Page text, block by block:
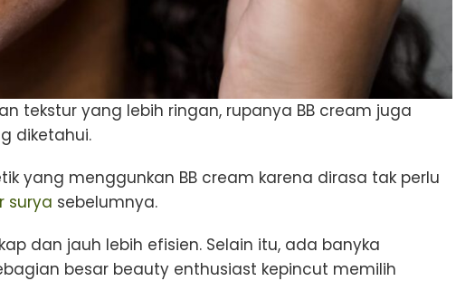
tekstur yang lebih ringan, rupanya BB cream juga
diketahui.
yang menggunkan BB cream karena dirasa tak perlu
surya sebelumnya.
dan jauh lebih efisien. Selain itu, ada banyka
besar beauty enthusiast kepincut memilih